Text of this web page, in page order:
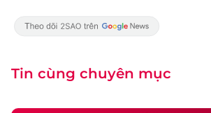
Tin cùng chuyên mục